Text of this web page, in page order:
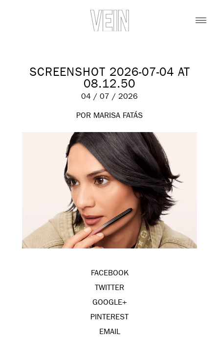
SCREENSHOT 2026-07-04 AT
08.12.50
04 / 07 / 2026
POR MARISA FATÁS
FACEBOOK
TWITTER
GOOGLE+
PINTEREST
EMAIL